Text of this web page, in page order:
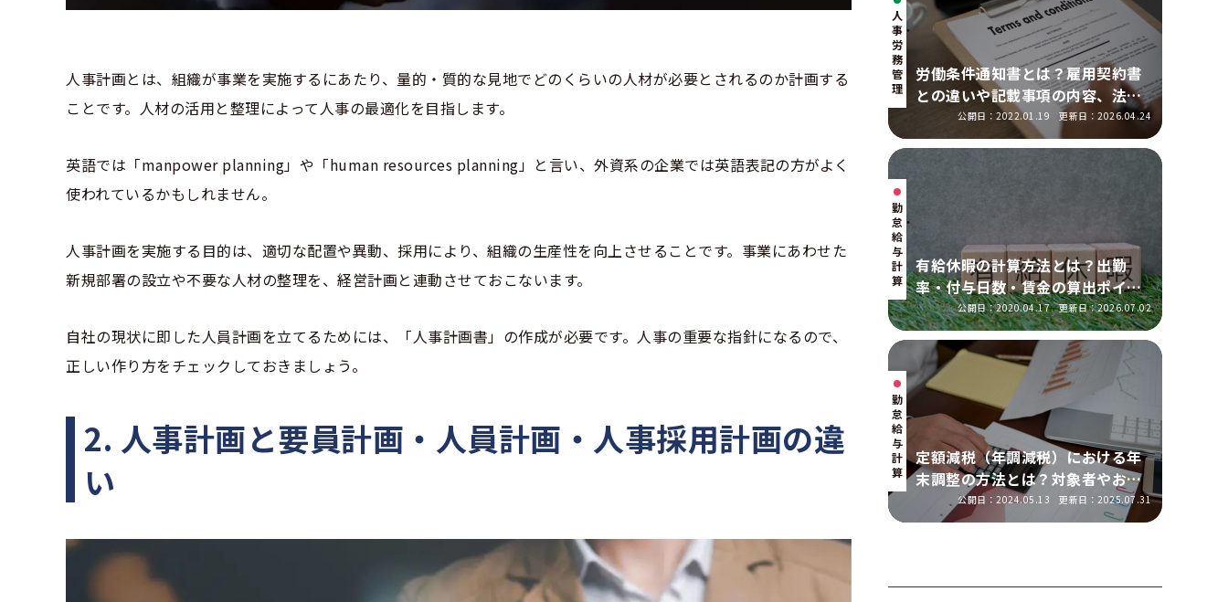
人事計画とは、組織が事業を実施するにあたり、量的・質的な見地でどのくらいの人材が必要とされるのか計画する
ことです。人材の活用と整理によって人事の最適化を目指します。
英語では「manpower planning」や「human resources planning」と言い、外資系の企業では英語表記の方がよく
使われているかもしれません。
人事計画を実施する目的は、適切な配置や異動、採用により、組織の生産性を向上させることです。事業にあわせた
新規部署の設立や不要な人材の整理を、経営計画と連動させておこないます。
自社の現状に即した人員計画を立てるためには、「人事計画書」の作成が必要です。人事の重要な指針になるので、
正しい作り方をチェックしておきましょう。
2. 人事計画と要員計画・人員計画・人事採用計画の違
い
人
事・
労
務
管
理
労働条件通知書とは？雇用契約書
との違いや記載事項の内容、法改
正の明示ルールを解説
公開日：2022.01.19 更新日：2026.04.24
勤
怠・
給
与
計
算
有給休暇の計算方法とは？出勤
率・付与日数・賃金の算出ポイン
トを実務に即して解説
公開日：2020.04.17 更新日：2026.07.02
勤
怠・
給
与
計
算
定額減税（年調減税）における年
末調整の方法とは？対象者やおこ
なう手順を解説
公開日：2024.05.13 更新日：2025.07.31